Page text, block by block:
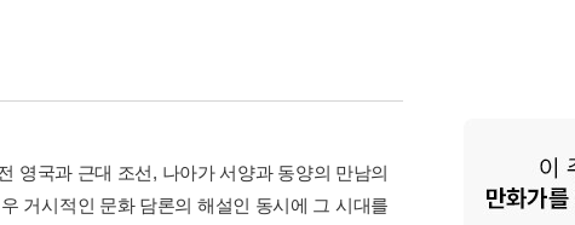
영국과 근대 조선, 나아가 서양과 동양의 만남의
거시적인 문화 담론의 해설인 동시에 그 시대를